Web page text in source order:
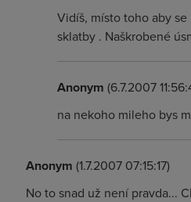
Vidíš, místo toho aby
sklatby . Naškrobené
Anonym (6.7.2007
na nekoho mileho bys
Anonym (1.7.2007 07:15:17)
No to snad už není pravda...